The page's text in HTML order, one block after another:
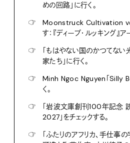
めの回路」に行く。
☞
Moonstruck Cultivation
す：『ディープ・ルッキング』ア
☞
「もはやない国のかつてな
家たち」に行く。
☞
Minh Ngoc Nguyen「Silly
く。
☞
「岩波文庫創刊100年記念
2027」をチェックする。
☞
「ふたりのアフリカ、手仕事